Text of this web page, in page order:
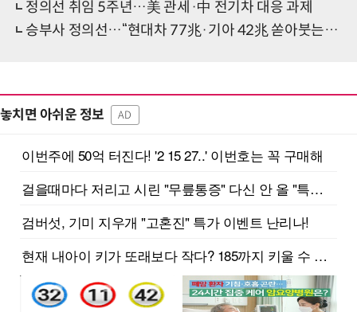
정의선 취임 5주년…美 관세·中 전기차 대응 과제
승부사 정의선…“현대차 77兆·기아 42兆 쏟아붓는다”
놓치면 아쉬운 정보 AD